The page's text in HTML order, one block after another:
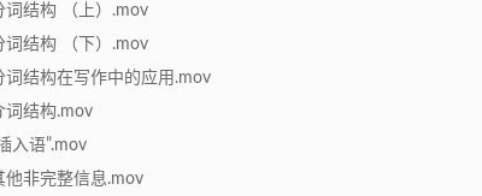
词结构 （上）.mov
词结构 （下）.mov
结构在写作中的应用.mov
词结构.mov
入语”.mov
他非完整信息.mov